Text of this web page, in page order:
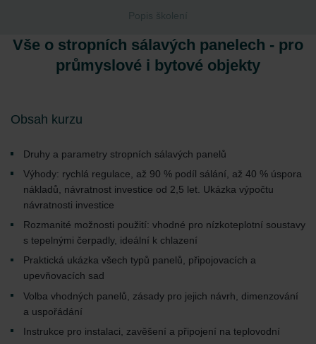
Popis školení
Vše o stropních sálavých panelech - pro
průmyslové i bytové objekty
Obsah kurzu
Druhy a parametry stropních sálavých panelů
Výhody: rychlá regulace, až 90 % podíl sálání, až 40 % úspora
nákladů, návratnost investice od 2,5 let. Ukázka výpočtu
návratnosti investice
Rozmanité možnosti použití: vhodné pro nízkoteplotní soustavy
s tepelnými čerpadly, ideální k chlazení
Praktická ukázka všech typů panelů, připojovacích a
upevňovacích sad
Volba vhodných panelů, zásady pro jejich návrh, dimenzování
a uspořádání
Instrukce pro instalaci, zavěšení a připojení na teplovodní